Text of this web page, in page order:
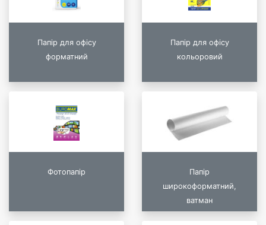
Папір для офісу
форматний
Папір для офісу
кольоровий
Фотопапір
Папір
широкоформатний,
ватман